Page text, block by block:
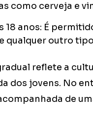
como cerveja e
18 anos: É
qualquer outro
reflete a
dos jovens. No
de